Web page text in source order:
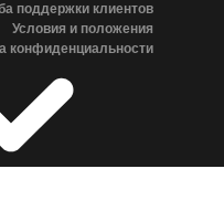
поддержки клиентов
Условия и положения
конфиденциальности